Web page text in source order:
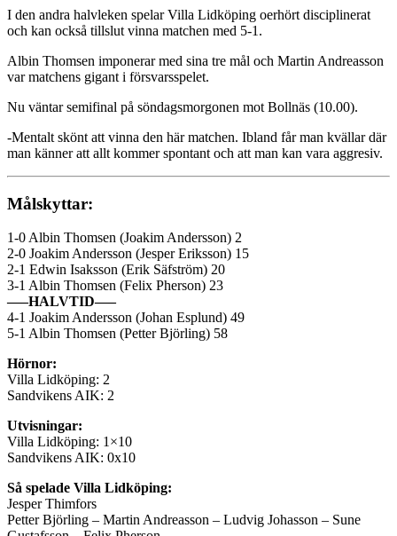
I den andra halvleken spelar Villa Lidköping oerhört disciplinerat
och kan också tillslut vinna matchen med 5-1.
Albin Thomsen imponerar med sina tre mål och Martin Andreasson
var matchens gigant i försvarsspelet.
Nu väntar semifinal på söndagsmorgonen mot Bollnäs (10.00).
-Mentalt skönt att vinna den här matchen. Ibland får man kvällar där
man känner att allt kommer spontant och att man kan vara aggresiv.
Målskyttar:
1-0 Albin Thomsen (Joakim Andersson) 2
2-0 Joakim Andersson (Jesper Eriksson) 15
2-1 Edwin Isaksson (Erik Säfström) 20
3-1 Albin Thomsen (Felix Pherson) 23
—–HALVTID—–
4-1 Joakim Andersson (Johan Esplund) 49
5-1 Albin Thomsen (Petter Björling) 58
Hörnor:
Villa Lidköping: 2
Sandvikens AIK: 2
Utvisningar:
Villa Lidköping: 1×10
Sandvikens AIK: 0x10
Så spelade Villa Lidköping:
Jesper Thimfors
Petter Björling – Martin Andreasson – Ludvig Johasson – Sune